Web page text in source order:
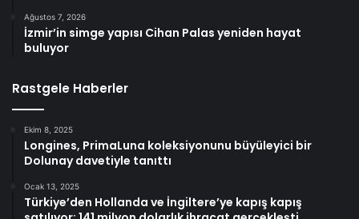
Ağustos 7, 2026
İzmir’in simge yapısı Cihan Palas yeniden hayat
buluyor
Rastgele Haberler
Ekim 8, 2025
Longines, PrimaLuna koleksiyonunu büyüleyici bir
Dolunay davetiyle tanıttı
Ocak 13, 2025
Türkiye’den Hollanda ve İngiltere’ye kapış kapış